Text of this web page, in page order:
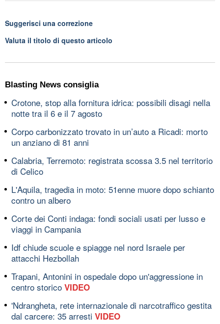
Suggerisci una correzione
Valuta il titolo di questo articolo
Blasting News consiglia
Crotone, stop alla fornitura idrica: possibili disagi nella
notte tra il 6 e il 7 agosto
Corpo carbonizzato trovato in un’auto a Ricadi: morto
un anziano di 81 anni
Calabria, Terremoto: registrata scossa 3.5 nel territorio
di Celico
L'Aquila, tragedia in moto: 51enne muore dopo schianto
contro un albero
Corte dei Conti indaga: fondi sociali usati per lusso e
viaggi in Campania
Idf chiude scuole e spiagge nel nord Israele per
attacchi Hezbollah
Trapani, Antonini in ospedale dopo un'aggressione in
centro storico VIDEO
'Ndrangheta, rete internazionale di narcotraffico gestita
dal carcere: 35 arresti VIDEO